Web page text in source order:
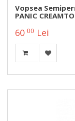
Vopsea
PANIC
60 00 Lei